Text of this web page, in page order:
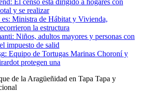
y se realizar
: Ministra de Hábitat y Vivienda,
la estructura
: Niños, adultos mayores y personas con
impuesto de salid
: Equipo de Tortugas Marinas Choroní y
protegen una